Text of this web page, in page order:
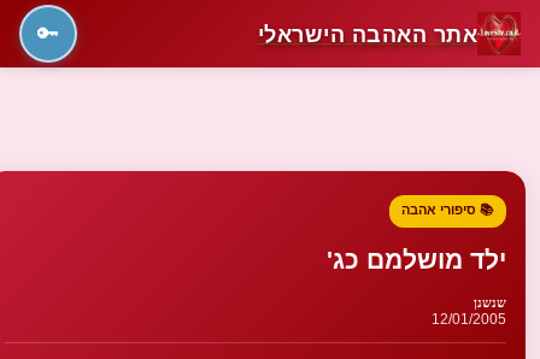
אתר האהבה הישראלי 🔑
📚 סיפורי אהבה
ילד מושלמם כג'
שנשנן
12/01/2005